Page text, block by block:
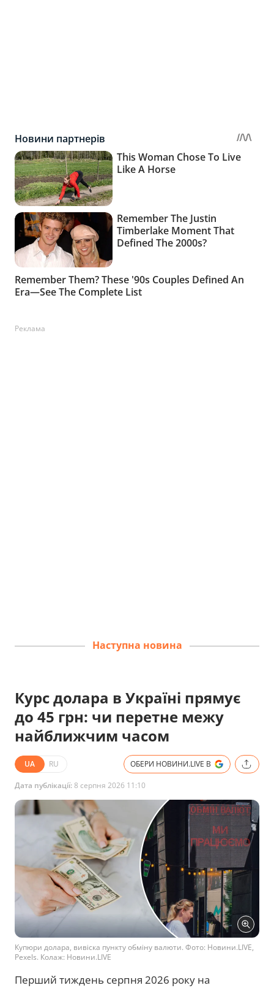
Реклама
Наступна новина
Курс долара в Україні прямує
до 45 грн: чи перетне межу
найближчим часом
UA RU ОБЕРИ НОВИНИ.LIVE В
Дата публікації:8 серпня 2026 11:10
Купюри долара, вивіска пункту обміну валюти. Фото: Новини.LIVE,
Pexels. Колаж: Новини.LIVE
Перший тиждень серпня 2026 року на